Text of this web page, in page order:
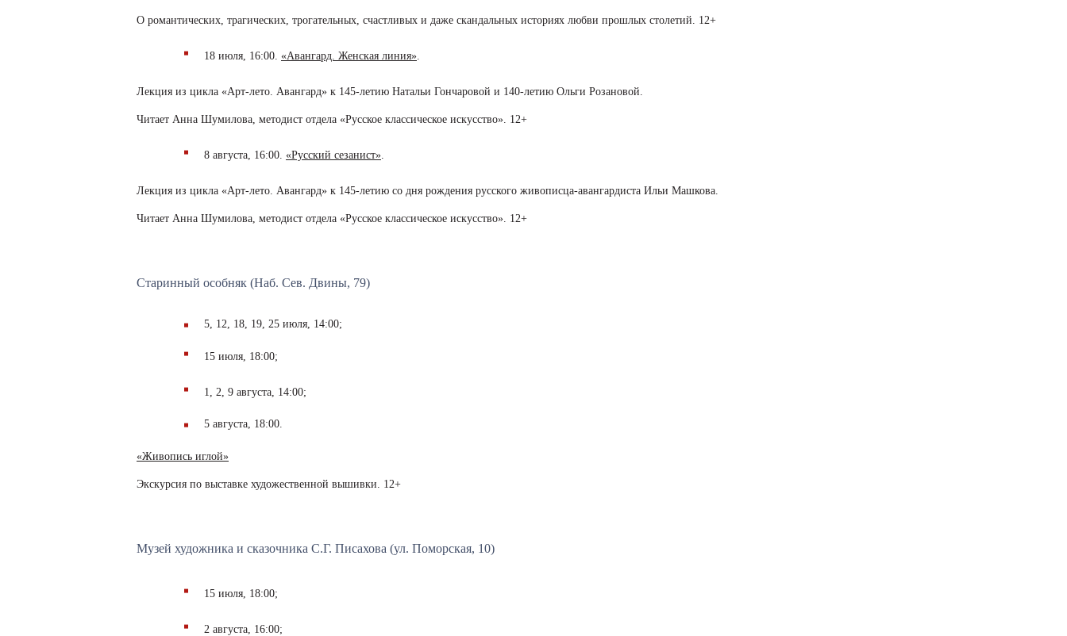
О романтических, трагических, трогательных, счастливых и даже скандальных историях любви прошлых столетий. 12+
18 июля, 16:00. «Авангард. Женская линия».
Лекция из цикла «Арт-лето. Авангард» к 145-летию Натальи Гончаровой и 140-летию Ольги Розановой.
Читает Анна Шумилова, методист отдела «Русское классическое искусство». 12+
8 августа, 16:00. «Русский сезанист».
Лекция из цикла «Арт-лето. Авангард» к 145-летию со дня рождения русского живописца-авангардиста Ильи Машкова.
Читает Анна Шумилова, методист отдела «Русское классическое искусство». 12+
Старинный особняк (Наб. Сев. Двины, 79)
5, 12, 18, 19, 25 июля, 14:00;
15 июля, 18:00;
1, 2, 9 августа, 14:00;
5 августа, 18:00.
«Живопись иглой»
Экскурсия по выставке художественной вышивки. 12+
Музей художника и сказочника С.Г. Писахова (ул. Поморская, 10)
15 июля, 18:00;
2 августа, 16:00;